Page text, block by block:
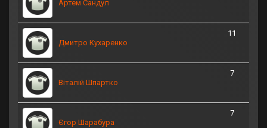
Артем Сандул
Дмитро Кухаренко
11
Віталій Шпартко
7
Єгор Шарабура
7